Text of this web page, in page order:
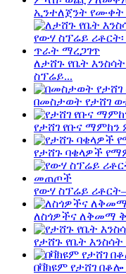
ኢንተለጀንት የሙቀት
ለታሸጉ የቤት
ስፕሬይ...
በመስታወት የታሸገ
የታሸገ የቡና ማምከን
የታሸጉ ባቄላዎች
የውሃ ስፕሬይ
ለስጎዎችና ለቅመማ
የታሸጉ የቤት
በቫክዩም የታሸገ